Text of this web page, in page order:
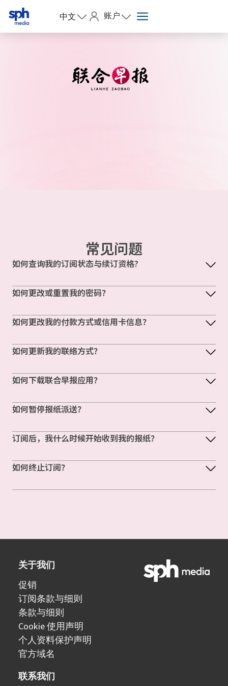
中文 账户
常见问题
如何查询我的订阅状态与续订资格?
如何更改或重置我的密码？
如何更改我的付款方式或信用卡信息？
如何更新我的联络方式？
如何下载联合早报应用？
如何暂停报纸派送？
订阅后，我什么时候开始收到我的报纸？
如何终止订阅？
关于我们
促销
订阅条款与细则
条款与细则
Cookie 使用声明
个人资料保护声明
官方域名
联系我们